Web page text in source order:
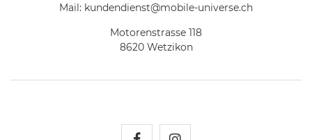
Mail: kundendienst@mobile-universe.ch
Motorenstrasse 118
8620 Wetzikon